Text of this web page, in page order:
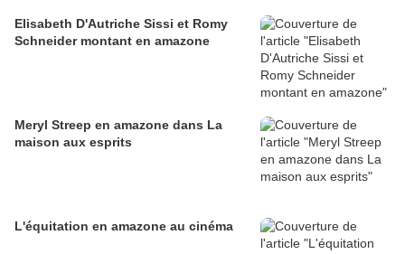
Elisabeth D'Autriche Sissi et Romy
Schneider montant en amazone
Meryl Streep en amazone dans La
maison aux esprits
L'équitation en amazone au cinéma